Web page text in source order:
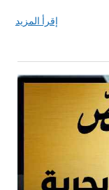
إقرأ المزيد